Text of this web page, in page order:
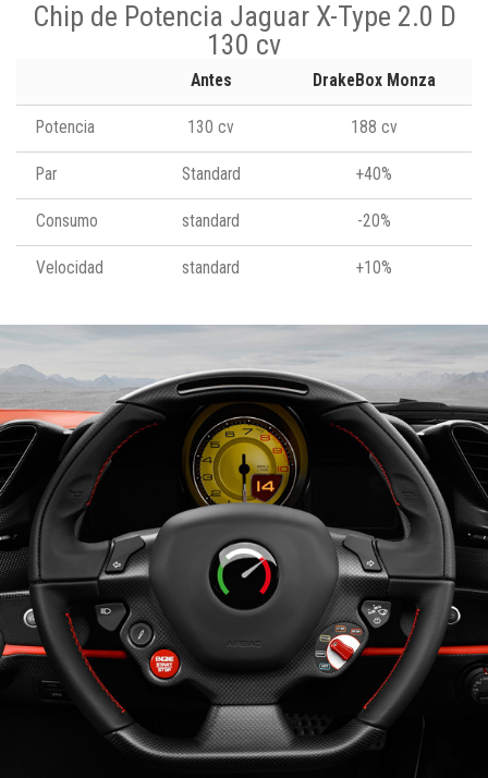
Chip de Potencia Jaguar X-Type 2.0 D
130 cv
Antes DrakeBox Monza
Potencia 130 cv 188 cv
Par Standard +40%
Consumo standard -20%
Velocidad standard +10%